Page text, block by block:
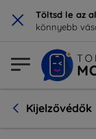
× Töltsd le az
könnyebb
Kijelzővédők